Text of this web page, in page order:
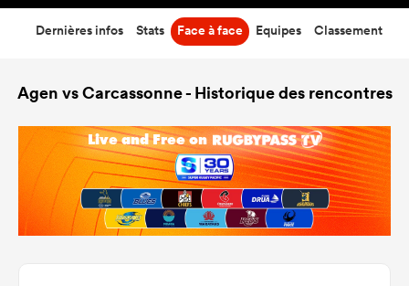
Dernières infos Stats Face à face Equipes Classement
Agen vs Carcassonne - Historique des rencontres